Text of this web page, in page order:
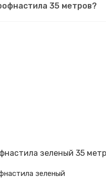
35 метров?
зеленый